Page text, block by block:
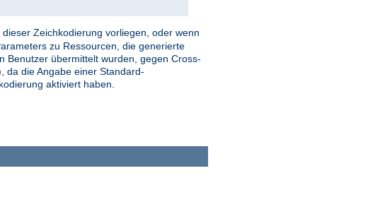
Zeichkodierung vorliegen, oder wenn
zu Ressourcen, die generierte
Benutzer übermittelt wurden, gegen Cross-
da die Angabe einer Standard-
aktiviert haben.